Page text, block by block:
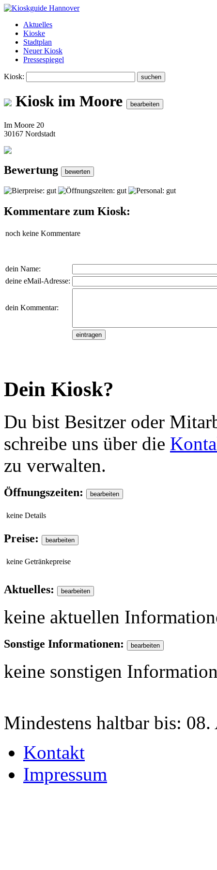
Aktuelles
Kioske
Stadtplan
Neuer Kiosk
Pressespiegel
Kiosk:
Kiosk im Moore
Im Moore 20
30167 Nordstadt
Bewertung
Kommentare zum Kiosk:
noch keine Kommentare
dein Name:
deine eMail-Adresse:
dein Kommentar:
Dein Kiosk?
Du bist Besitzer oder
schreibe uns über die
zu verwalten.
Öffnungszeiten:
keine Details
Preise:
keine Getränkepreise
Aktuelles:
keine aktuellen
Sonstige Informationen:
keine sonstigen
Mindestens haltbar bis: 08.
Kontakt
Impressum